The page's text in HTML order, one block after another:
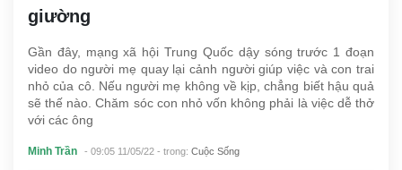
giường
Gần đây, mạng xã hội Trung Quốc dậy sóng trước 1 đoạn
video do người mẹ quay lại cảnh người giúp việc và con trai
nhỏ của cô. Nếu người mẹ không về kịp, chẳng biết hậu quả
sẽ thế nào. Chăm sóc con nhỏ vốn không phải là việc dễ thở
với các ông
Minh Trần - 09:05 11/05/22 - trong: Cuộc Sống